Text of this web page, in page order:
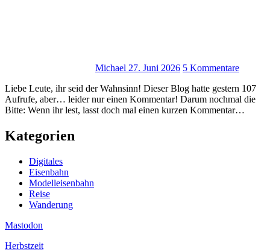
Michael 27. Juni 2026 5 Kommentare
Liebe Leute, ihr seid der Wahnsinn! Dieser Blog hatte gestern 107
Aufrufe, aber… leider nur einen Kommentar! Darum nochmal die
Bitte: Wenn ihr lest, lasst doch mal einen kurzen Kommentar…
Kategorien
Digitales
Eisenbahn
Modelleisenbahn
Reise
Wanderung
Mastodon
Herbstzeit